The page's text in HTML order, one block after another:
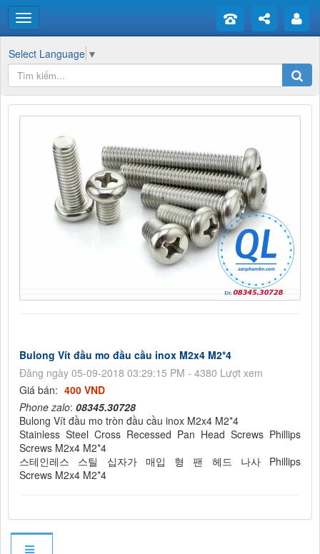
Select Language ▼
Bulong Vít đầu mo đầu cầu inox M2x4 M2*4
Đăng ngày 05-09-2018 03:29:15 PM - 4380 Lượt xem
Giá bán: 400 VND
Phone zalo: 08345.30728
Bulong Vít đầu mo tròn đầu cầu inox M2x4 M2*4
Stainless Steel Cross Recessed Pan Head Screws Phillips
Screws M2x4 M2*4
스테인레스 스틸 십자가 매입 형 팬 헤드 나사 Phillips
Screws M2x4 M2*4